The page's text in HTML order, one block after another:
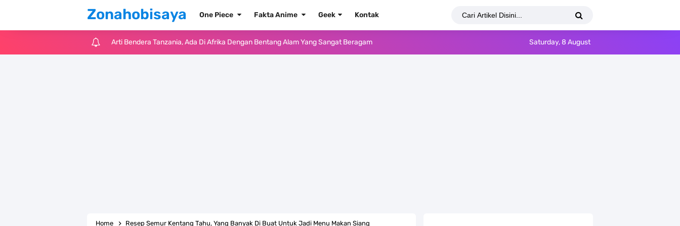
Zonahobisaya One Piece Fakta Anime Geek Kontak
Arti Bendera Tanzania, Ada Di Afrika Dengan Bentang Alam Yang Sangat Beragam Saturday, 8 August
Home Resep Semur Kentang Tahu, Yang Banyak Di Buat Untuk Jadi Menu Makan Siang